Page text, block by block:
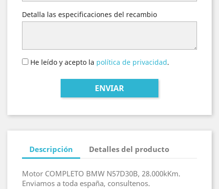
Detalla las especificaciones del recambio
He leído y acepto la política de privacidad.
Descripción Detalles del producto
Motor COMPLETO BMW N57D30B, 28.000kKm.
Enviamos a toda españa, consultenos.